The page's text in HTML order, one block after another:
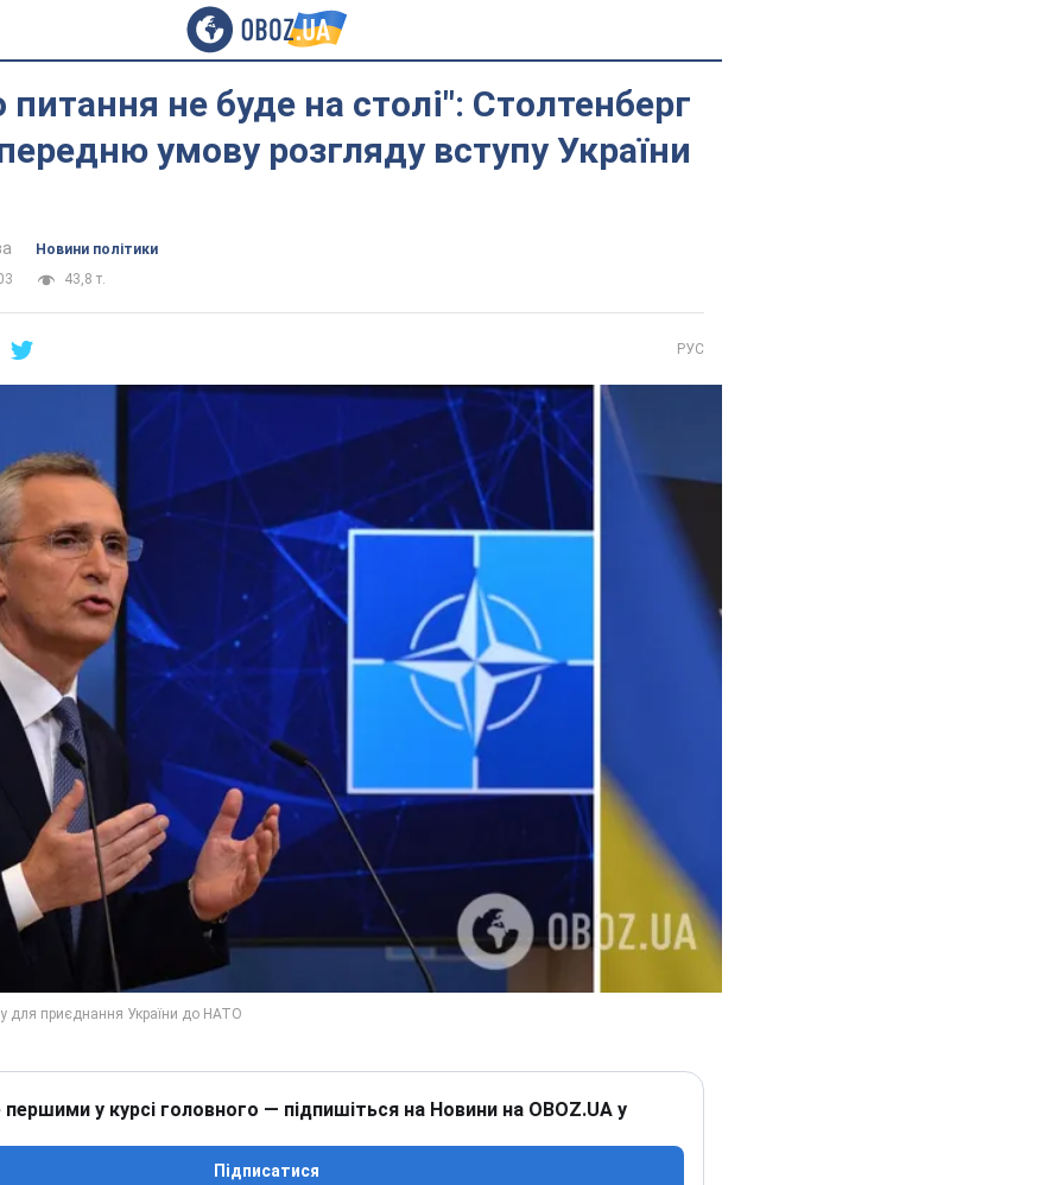
питання не буде на столі": Столтенберг
умову розгляду вступу України
Новини політики
43,8 т.
РУС
у курсі головного — підпишіться на Новини на OBOZ.UA у
Підписатися